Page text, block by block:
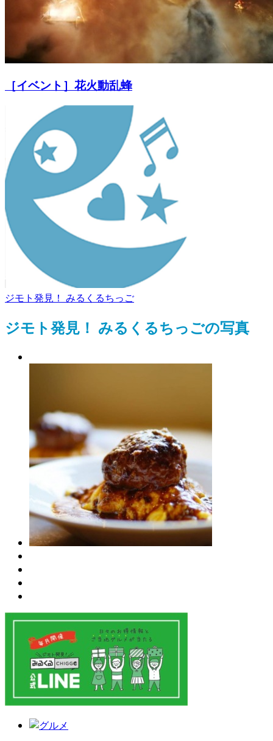
［イベント］花火動乱蜂
ジモト発見！ みるくるちっご
ジモト発見！ みるくるちっごの写真